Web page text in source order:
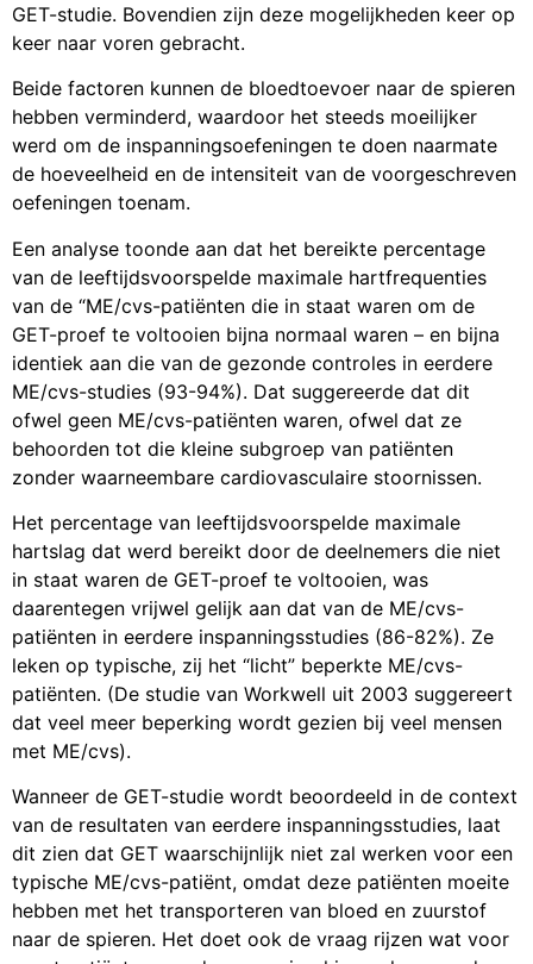
GET-studie. Bovendien zijn deze mogelijkheden keer op
keer naar voren gebracht.
Beide factoren kunnen de bloedtoevoer naar de spieren
hebben verminderd, waardoor het steeds moeilijker
werd om de inspanningsoefeningen te doen naarmate
de hoeveelheid en de intensiteit van de voorgeschreven
oefeningen toenam.
Een analyse toonde aan dat het bereikte percentage
van de leeftijdsvoorspelde maximale hartfrequenties
van de “ME/cvs-patiënten die in staat waren om de
GET-proef te voltooien bijna normaal waren – en bijna
identiek aan die van de gezonde controles in eerdere
ME/cvs-studies (93-94%). Dat suggereerde dat dit
ofwel geen ME/cvs-patiënten waren, ofwel dat ze
behoorden tot die kleine subgroep van patiënten
zonder waarneembare cardiovasculaire stoornissen.
Het percentage van leeftijdsvoorspelde maximale
hartslag dat werd bereikt door de deelnemers die niet
in staat waren de GET-proef te voltooien, was
daarentegen vrijwel gelijk aan dat van de ME/cvs-
patiënten in eerdere inspanningsstudies (86-82%). Ze
leken op typische, zij het “licht” beperkte ME/cvs-
patiënten. (De studie van Workwell uit 2003 suggereert
dat veel meer beperking wordt gezien bij veel mensen
met ME/cvs).
Wanneer de GET-studie wordt beoordeeld in de context
van de resultaten van eerdere inspanningsstudies, laat
dit zien dat GET waarschijnlijk niet zal werken voor een
typische ME/cvs-patiënt, omdat deze patiënten moeite
hebben met het transporteren van bloed en zuurstof
naar de spieren. Het doet ook de vraag rijzen wat voor